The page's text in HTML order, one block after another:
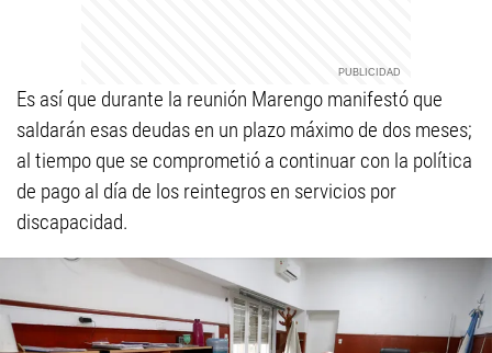
Es así que durante la reunión Marengo manifestó que
saldarán esas deudas en un plazo máximo de dos meses;
al tiempo que se comprometió a continuar con la política
de pago al día de los reintegros en servicios por
discapacidad.